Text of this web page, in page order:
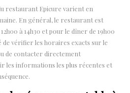
restaurant Epicure varient en
En général, le restaurant est
à 14h30 et pour le dîner de 19h00
de vérifier les horaires exacts sur le
de contacter directement
les informations les plus récentes et